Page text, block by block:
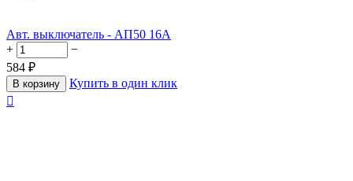
Авт. выключатель - АП50 16А
+
−
584 ₽
В корзину
Купить в один клик
